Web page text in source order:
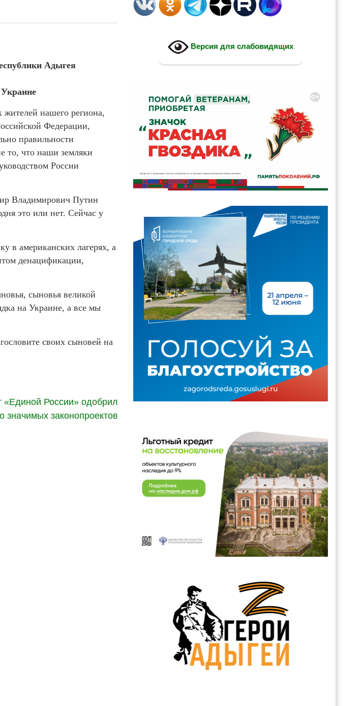
Адыгея
жителей нашего региона,
Федерации,
правильности
то, что наши земляки
России
Владимирович Путин
это или нет. Сейчас у
в американских лагерях, а
денацификации,
сыновья великой
на Украине, а все мы
своих сыновей на
«Единой России» одобрил
значимых законопроектов
Версия для слабовидящих